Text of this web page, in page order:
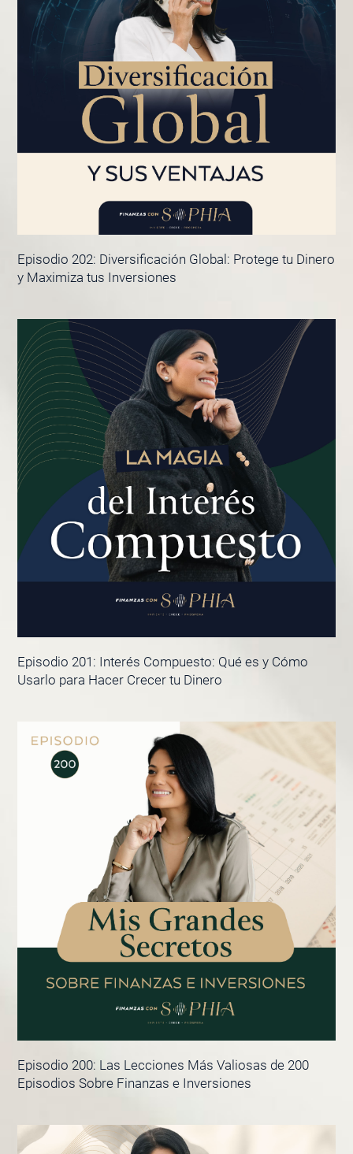
Episodio 202: Diversificación Global: Protege tu Dinero
y Maximiza tus Inversiones
Episodio 201: Interés Compuesto: Qué es y Cómo
Usarlo para Hacer Crecer tu Dinero
Episodio 200: Las Lecciones Más Valiosas de 200
Episodios Sobre Finanzas e Inversiones